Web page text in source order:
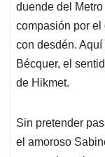
duende del
compasión por el
con desdén.
Bécquer, el
de Hikmet.
Sin pretender
el amoroso